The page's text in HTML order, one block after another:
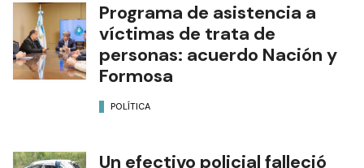
Programa de asistencia a
víctimas de trata de
personas: acuerdo Nación y
Formosa
POLÍTICA
Un efectivo policial falleció